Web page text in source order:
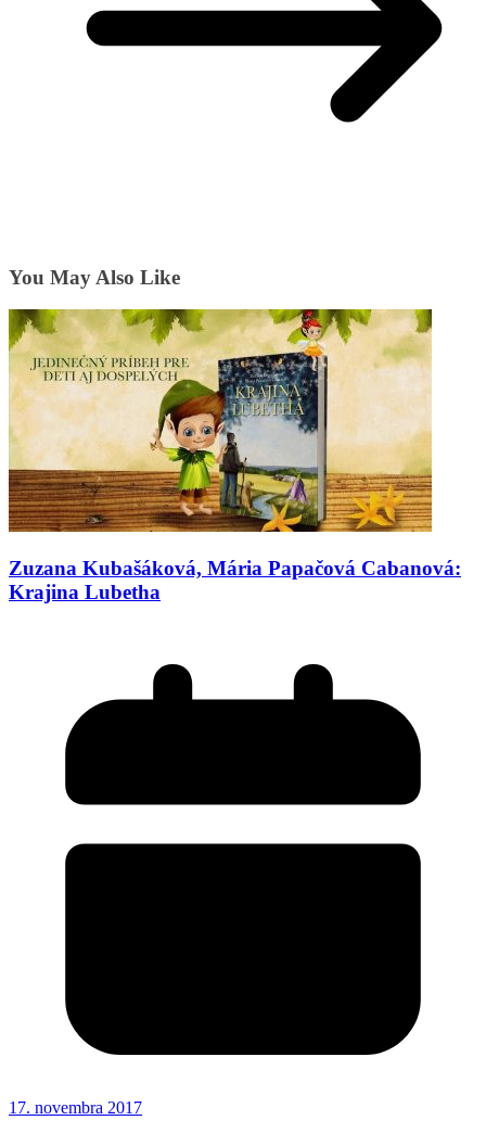
You May Also Like
Zuzana Kubašáková, Mária Papačová Cabanová:
Krajina Lubetha
17. novembra 2017